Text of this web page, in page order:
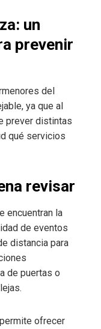
un
prevenir
del
ya que al
prever distintas
qué servicios
revisar
encuentran la
de eventos
distancia para
de puertas o
ofrecer